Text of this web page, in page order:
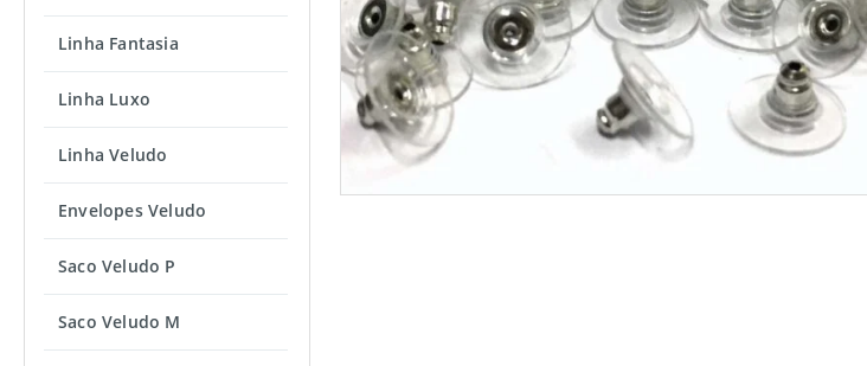
Linha Fantasia
Linha Luxo
Linha Veludo
Envelopes Veludo
Saco Veludo P
Saco Veludo M